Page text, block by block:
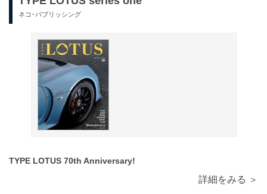
ネコ･パブリッシング
TYPE LOTUS 70th Anniversary!
詳細をみる ＞